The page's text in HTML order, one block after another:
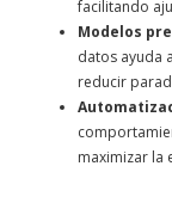
facilitando
Modelos
datos ayuda
reducir
maximizar la